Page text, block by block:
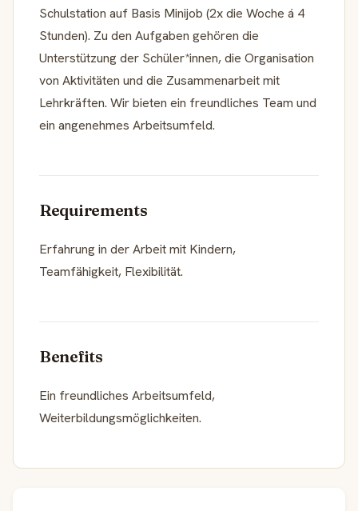
Schulstation auf Basis Minijob (2x die Woche á 4
Stunden). Zu den Aufgaben gehören die
Unterstützung der Schüler*innen, die Organisation
von Aktivitäten und die Zusammenarbeit mit
Lehrkräften. Wir bieten ein freundliches Team und
ein angenehmes Arbeitsumfeld.
Requirements
Erfahrung in der Arbeit mit Kindern,
Teamfähigkeit, Flexibilität.
Benefits
Ein freundliches Arbeitsumfeld,
Weiterbildungsmöglichkeiten.